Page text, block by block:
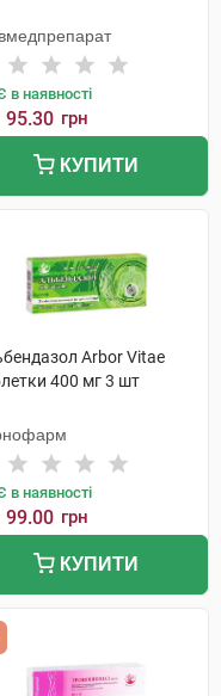
в наявності
95.30 грн
КУПИТИ
Arbor Vitae
400 мг 3 шт
в наявності
99.00 грн
КУПИТИ